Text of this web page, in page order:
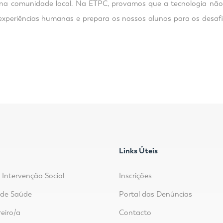
comunidade local. Na ETPC, provamos que a tecnologia
humanas e prepara os nossos alunos para os
Social
Saúde
a
Links Úteis
Inscrições
Portal das Denúncias
Contacto